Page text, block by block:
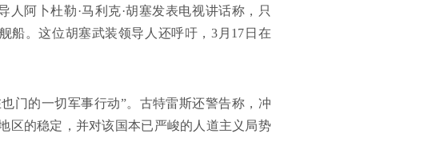
阿卜杜勒·马利克·胡塞发表电视讲话称，只
船。这位胡塞武装领导人还呼吁，3月17日在
门的一切军事行动”。古特雷斯还警告称，冲
区的稳定，并对该国本已严峻的人道主义局势